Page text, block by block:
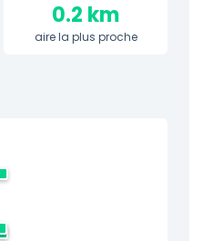
0.2 km
aire la plus proche